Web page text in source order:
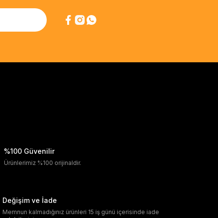
%100 Güvenilir
Ürünlerimiz %100 orijinaldir.
Değişim ve İade
Memnun kalmadığınız ürünleri 15 iş günü içerisinde iade